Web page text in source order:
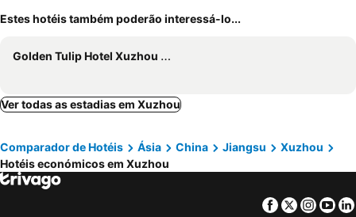
Estes hotéis também poderão interessá-lo...
Golden Tulip Hotel Xuzhou Huaihai
Ver todas as estadias em Xuzhou
Comparador de Hotéis Ásia China Jiangsu
Xuzhou
Hotéis económicos em Xuzhou
Facebook
Twitter